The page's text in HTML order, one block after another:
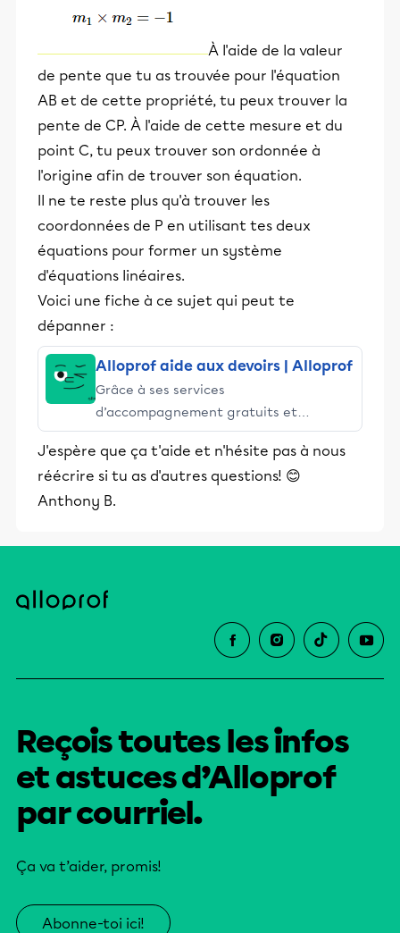
À l'aide de la valeur
de pente que tu as trouvée pour l'équation
AB et de cette propriété, tu peux trouver la
pente de CP. À l'aide de cette mesure et du
point C, tu peux trouver son ordonnée à
l'origine afin de trouver son équation.
Il ne te reste plus qu'à trouver les
coordonnées de P en utilisant tes deux
équations pour former un système
d'équations linéaires.
Voici une fiche à ce sujet qui peut te
dépanner :
Alloprof aide aux devoirs | Alloprof
Grâce à ses services
d’accompagnement gratuits et
stimulants, Alloprof engage les élèves
et leurs parents dans la réussite
éducative.
J'espère que ça t'aide et n'hésite pas à nous
réécrire si tu as d'autres questions! 😊
Anthony B.
Reçois toutes les infos
et astuces d’Alloprof
par courriel.
Ça va t’aider, promis!
Abonne-toi ici!